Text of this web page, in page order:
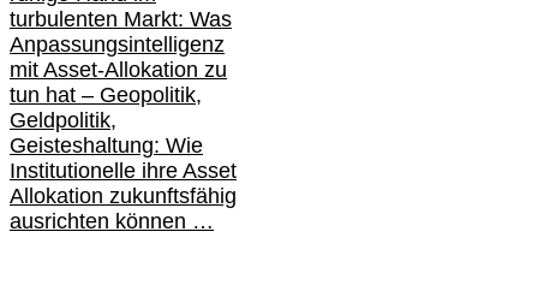
turbulenten Markt: Was
Anpassungsintelligenz
mit Asset-Allokation zu
tun hat – Geopolitik,
Geldpolitik,
Geisteshaltung: Wie
Institutionelle ihre Asset
Allokation zukunftsfähig
ausrichten können …